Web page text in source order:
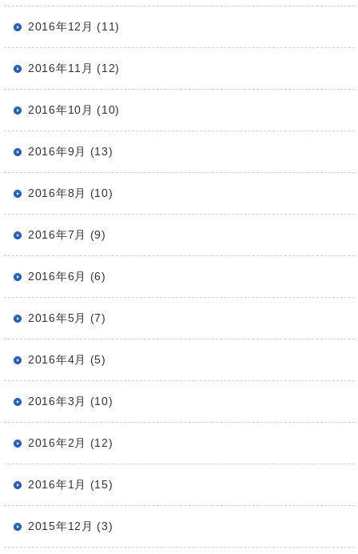
2016年12月 (11)
2016年11月 (12)
2016年10月 (10)
2016年9月 (13)
2016年8月 (10)
2016年7月 (9)
2016年6月 (6)
2016年5月 (7)
2016年4月 (5)
2016年3月 (10)
2016年2月 (12)
2016年1月 (15)
2015年12月 (3)